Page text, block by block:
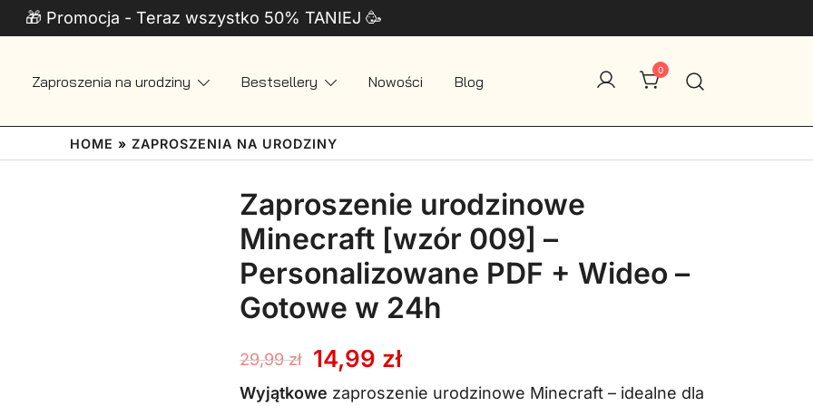
🎁 Promocja - Teraz wszystko 50% TANIEJ 🥳
+ Telefon
Zaproszenia na urodziny Bestsellery Nowości Blog
0
HOME » ZAPROSZENIA NA URODZINY
Zaproszenie urodzinowe
Minecraft [wzór 009] –
Personalizowane PDF + Wideo –
Gotowe w 24h
29,99zł
Pierwotna
cena
14,99 złAktualna
cena
Wyjątkowe zaproszenie urodzinowe Minecraft – idealne dla